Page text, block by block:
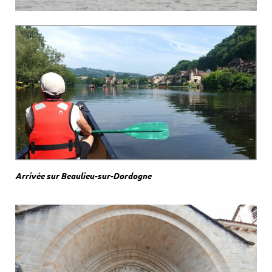
Arrivée sur Beaulieu-sur-Dordogne